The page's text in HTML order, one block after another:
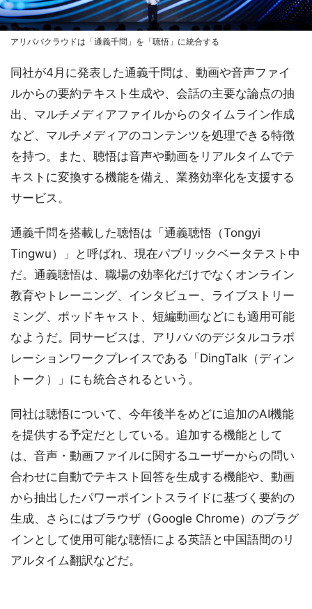
アリババクラウドは「通義千問」を「聴悟」に統合する
同社が4月に発表した通義千問は、動画や音声ファイ
ルからの要約テキスト生成や、会話の主要な論点の抽
出、マルチメディアファイルからのタイムライン作成
など、マルチメディアのコンテンツを処理できる特徴
を持つ。また、聴悟は音声や動画をリアルタイムでテ
キストに変換する機能を備え、業務効率化を支援する
サービス。
通義千問を搭載した聴悟は「通義聴悟（Tongyi
Tingwu）」と呼ばれ、現在パブリックベータテスト中
だ。通義聴悟は、職場の効率化だけでなくオンライン
教育やトレーニング、インタビュー、ライブストリー
ミング、ポッドキャスト、短編動画などにも適用可能
なようだ。同サービスは、アリババのデジタルコラボ
レーションワークプレイスである「DingTalk（ディン
トーク）」にも統合されるという。
同社は聴悟について、今年後半をめどに追加のAI機能
を提供する予定だとしている。追加する機能として
は、音声・動画ファイルに関するユーザーからの問い
合わせに自動でテキスト回答を生成する機能や、動画
から抽出したパワーポイントスライドに基づく要約の
生成、さらにはブラウザ（Google Chrome）のプラグ
インとして使用可能な聴悟による英語と中国語間のリ
アルタイム翻訳などだ。